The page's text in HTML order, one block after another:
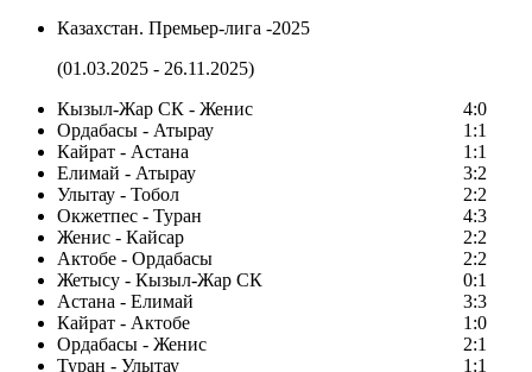
Казахстан. Премьер-лига -2025
(01.03.2025 - 26.11.2025)
Кызыл-Жар СК - Женис
4:0
Ордабасы - Атырау
1:1
Кайрат - Астана
1:1
Елимай - Атырау
3:2
Улытау - Тобол
2:2
Окжетпес - Туран
4:3
Женис - Кайсар
2:2
Актобе - Ордабасы
2:2
Жетысу - Кызыл-Жар СК
0:1
Астана - Елимай
3:3
Кайрат - Актобе
1:0
Ордабасы - Женис
2:1
Туран - Улытау
1:1